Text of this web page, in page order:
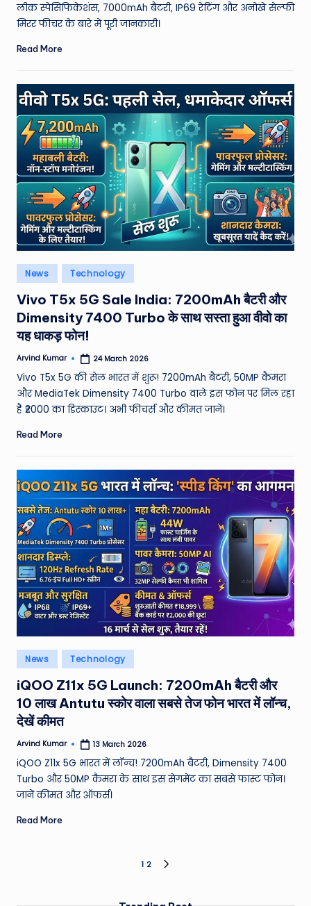
लीक स्पेसिफिकेशंस, 7000mAh बैटरी, IP69 रेटिंग और अनोखे सेल्फी
मिरर फीचर के बारे में पूरी जानकारी।
Read More
Posted
in
News Technology
Vivo T5x 5G Sale India: 7200mAh बैटरी और
Dimensity 7400 Turbo के साथ सस्ता हुआ वीवो का
यह धाकड़ फोन!
Posted
Arvind Kumar 24 March 2026
Vivo T5x 5G की सेल भारत में शुरू! 7200mAh बैटरी, 50MP कैमरा
और MediaTek Dimensity 7400 Turbo वाले इस फोन पर मिल रहा
है ₹2000 का डिस्काउंट। अभी फीचर्स और कीमत जानें।
Read More
Posted
in
News Technology
iQOO Z11x 5G Launch: 7200mAh बैटरी और
10 लाख Antutu स्कोर वाला सबसे तेज फोन भारत में लॉन्च,
देखें कीमत
Posted
Arvind Kumar 13 March 2026
iQOO Z11x 5G भारत में लॉन्च! 7200mAh बैटरी, Dimensity 7400
Turbo और 50MP कैमरा के साथ इस सेगमेंट का सबसे फास्ट फोन।
जानें कीमत और ऑफर्स।
Read More
pagination
1 2